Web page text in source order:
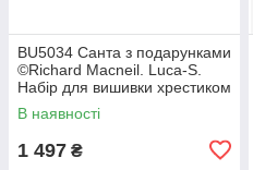
BU5034 Санта з подарунками
©Richard Macneil. Luca-S.
Набір для вишивки хрестиком
В наявності
1 497 ₴